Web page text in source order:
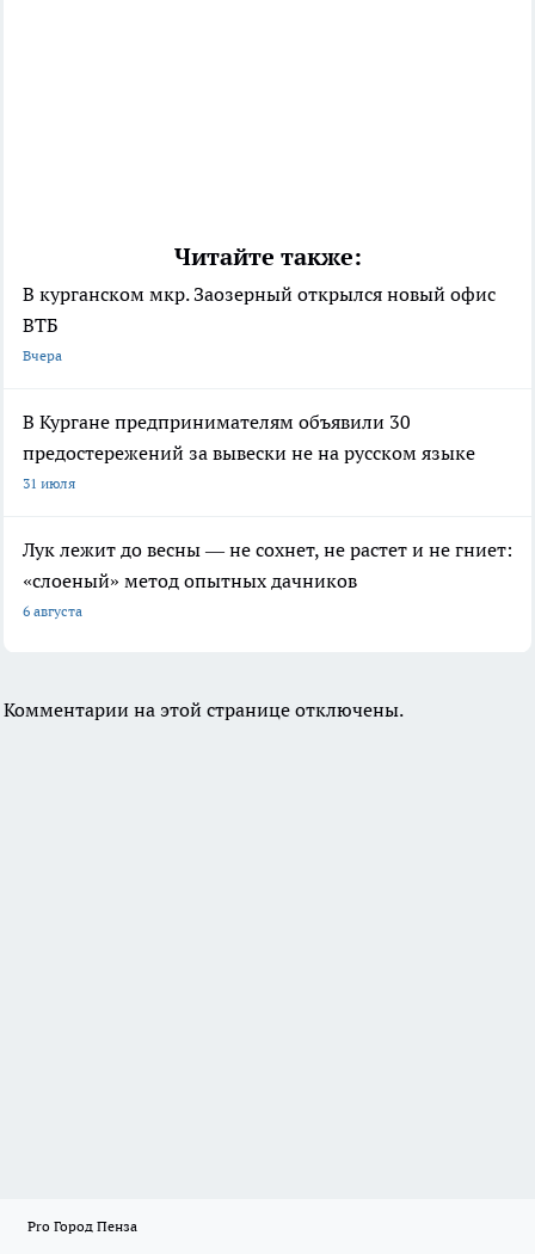
Читайте также:
В курганском мкр. Заозерный открылся новый офис
ВТБ
Вчера
В Кургане предпринимателям объявили 30
предостережений за вывески не на русском языке
31 июля
Лук лежит до весны — не сохнет, не растет и не гниет:
«слоеный» метод опытных дачников
6 августа
Комментарии на этой странице отключены.
Pro Город Пенза